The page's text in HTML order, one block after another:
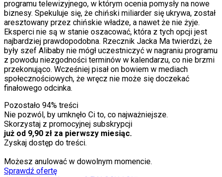
programu telewizyjnego, w którym ocenia pomysły na nowe
biznesy. Spekuluje się, że chiński miliarder się ukrywa, został
aresztowany przez chińskie władze, a nawet że nie żyje.
Eksperci nie są w stanie oszacować, która z tych opcji jest
najbardziej prawdopodobna. Rzecznik Jacka Ma twierdzi, że
były szef Alibaby nie mógł uczestniczyć w nagraniu programu
z powodu niezgodności terminów w kalendarzu, co nie brzmi
przekonująco. Wcześniej pisał on bowiem w mediach
społecznościowych, że wręcz nie może się doczekać
finałowego odcinka.
Pozostało 94% treści
Nie pozwól, by umknęło Ci to, co najważniejsze.
Skorzystaj z promocyjnej subskrypcji
już od 9,90 zł za pierwszy miesiąc.
Zyskaj dostęp do treści.
Możesz anulować w dowolnym momencie.
Sprawdź ofertę